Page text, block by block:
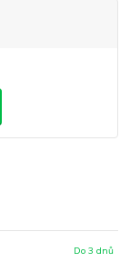
Do 3 dnů